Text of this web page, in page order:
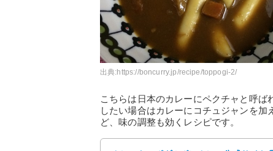
出典:https://boncurry.jp/recipe/toppogi-2/
こちらは日本のカレーにペクチャと呼
したい場合はカレーにコチュジャンを
ど、味の調整も効くレシピです。